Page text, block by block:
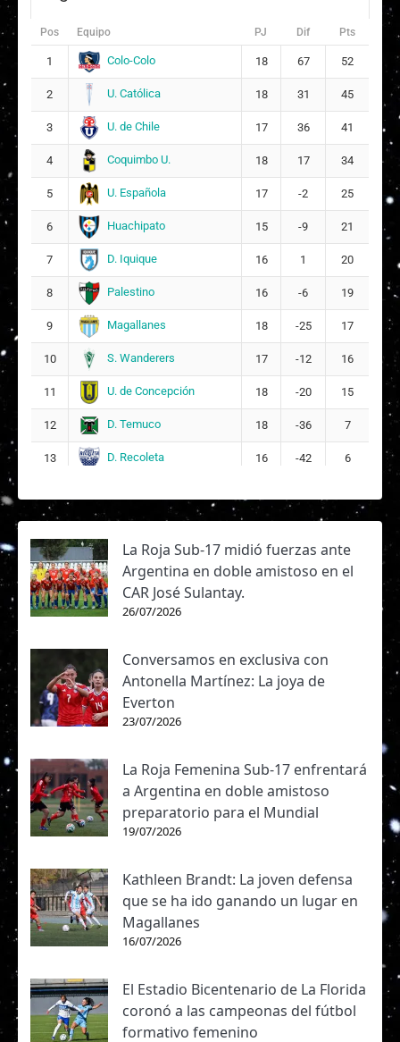
F Francisca Camila Masías Valdés
5
K Krishna Ayleen Letelier Hernández
2
I
P
7
C Catalina Ignacia Bardehle Acuña
13
Pos Equipo PJ Dif Pts
1 Colo-Colo 18 67 52
2 U. Católica 18 31 45
3 U. de Chile 17 36 41
4 Coquimbo U. 18 17 34
5 U. Española 17 -2 25
6 Huachipato 15 -9 21
7 D. Iquique 16 1 20
8 Palestino 16 -6 19
9 Magallanes 18 -25 17
10 S. Wanderers 17 -12 16
11 U. de Concepción 18 -20 15
12 D. Temuco 18 -36 7
13 D. Recoleta 16 -42 6
La Roja Sub-17 midió fuerzas ante
Argentina en doble amistoso en el
CAR José Sulantay.
26/07/2026
Conversamos en exclusiva con
Antonella Martínez: La joya de
Everton
23/07/2026
La Roja Femenina Sub-17 enfrentará
a Argentina en doble amistoso
preparatorio para el Mundial
19/07/2026
Kathleen Brandt: La joven defensa
que se ha ido ganando un lugar en
Magallanes
16/07/2026
El Estadio Bicentenario de La Florida
coronó a las campeonas del fútbol
formativo femenino